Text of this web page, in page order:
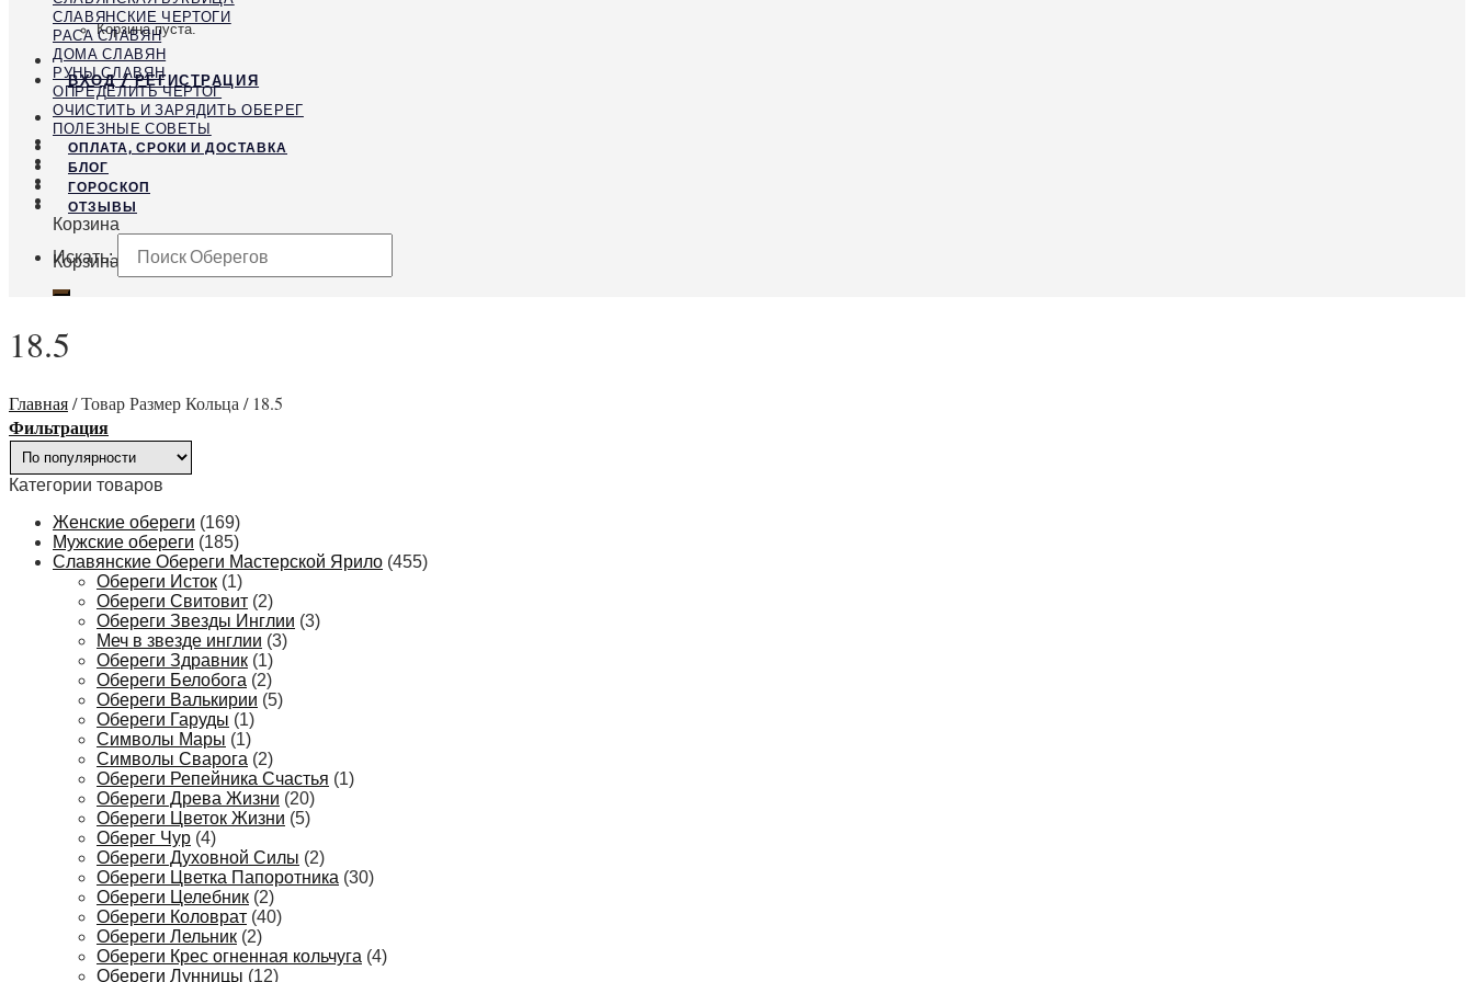
Корзина пуста.
ВХОД / РЕГИСТРАЦИЯ
Корзина
Корзина пуста.
СЛАВЯНСКИЕ ЧЕРТОГИ
РАСА СЛАВЯН
ДОМА СЛАВЯН
РУНЫ СЛАВЯН
ОПРЕДЕЛИТЬ ЧЕРТОГ
ОЧИСТИТЬ И ЗАРЯДИТЬ ОБЕРЕГ
ПОЛЕЗНЫЕ СОВЕТЫ
ОПЛАТА, СРОКИ И ДОСТАВКА
БЛОГ
ГОРОСКОП
ОТЗЫВЫ
Искать:
18.5
Главная/Товар Размер Кольца /18.5
Фильтрация
Категории товаров
Женские обереги (169)
Мужские обереги (185)
Славянские Обереги Мастерской Ярило (455)
Обереги Исток (1)
Обереги Свитовит (2)
Обереги Звезды Инглии (3)
Меч в звезде инглии (3)
Обереги Здравник (1)
Обереги Белобога (2)
Обереги Валькирии (5)
Обереги Гаруды (1)
Символы Мары (1)
Символы Сварога (2)
Обереги Репейника Счастья (1)
Обереги Древа Жизни (20)
Обереги Цветок Жизни (5)
Оберег Чур (4)
Обереги Духовной Силы (2)
Обереги Цветка Папоротника (30)
Обереги Целебник (2)
Обереги Коловрат (40)
Обереги Лельник (2)
Обереги Крес огненная кольчуга (4)
Обереги Лунницы (12)